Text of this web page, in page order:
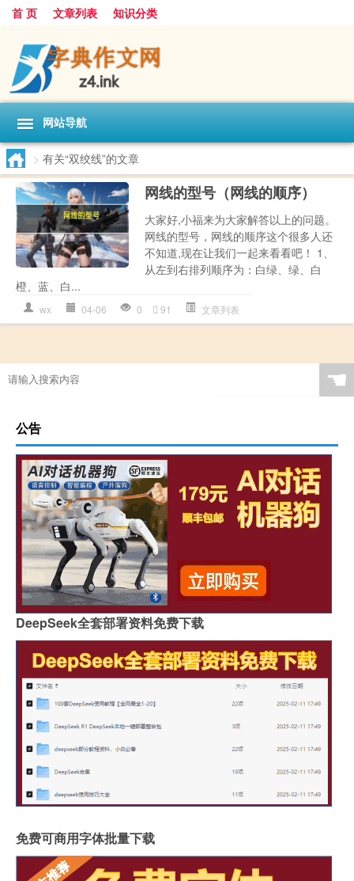
首 页 文章列表 知识分类
网站导航
> 有关“双绞线”的文章
网线的型号（网线的顺序）
大家好,小福来为大家解答以上的问题。
网线的型号，网线的顺序这个很多人还
不知道,现在让我们一起来看看吧！ 1、
从左到右排列顺序为：白绿、绿、白
橙、蓝、白...
wx 04-06 0 91 文章列表
☚
公告
DeepSeek全套部署资料免费下载
免费可商用字体批量下载